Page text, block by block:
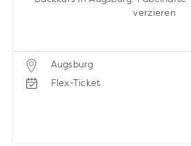
verzieren
Augsburg
Flex-Ticket